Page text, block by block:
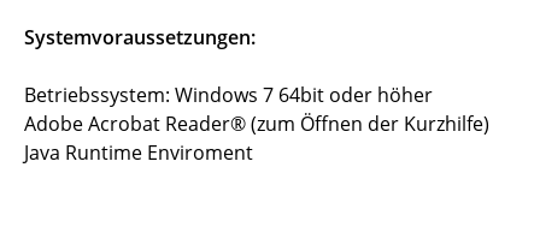
Systemvoraussetzungen:
Betriebssystem: Windows 7 64bit oder höher
Adobe Acrobat Reader® (zum Öffnen der Kurzhilfe)
Java Runtime Enviroment